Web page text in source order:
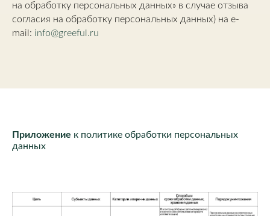
на обработку персональных данных» в случае отзыва
согласия на обработку персональных данных) на e-
mail: info@greeful.ru
Приложение к политике обработки персональных
данных